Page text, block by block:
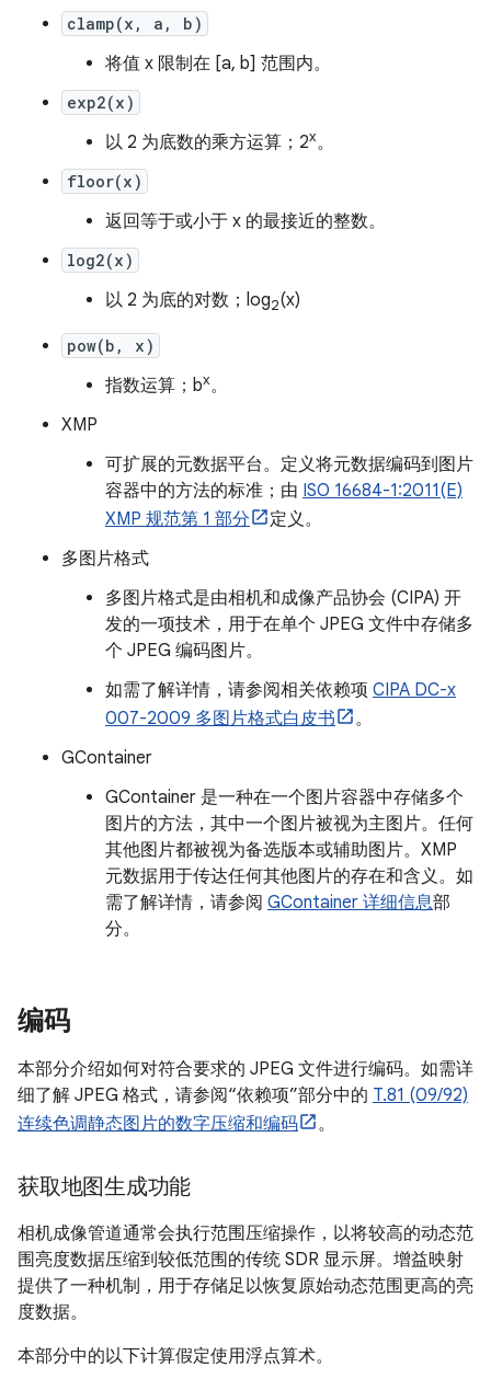
clamp(x, a, b)
将值 x 限制在 [a, b] 范围内。
exp2(x)
以 2 为底数的乘方运算；2x。
floor(x)
返回等于或小于 x 的最接近的整数。
log2(x)
以 2 为底的对数；log2(x)
pow(b, x)
指数运算；bx。
XMP
可扩展的元数据平台。定义将元数据编码到图片
容器中的方法的标准；由 ISO 16684-1:2011(E)
XMP 规范第 1 部分
定义。
多图片格式
多图片格式是由相机和成像产品协会 (CIPA) 开
发的一项技术，用于在单个 JPEG 文件中存储多
个 JPEG 编码图片。
如需了解详情，请参阅相关依赖项 CIPA DC-x
007-2009 多图片格式白皮书
。
GContainer
GContainer 是一种在一个图片容器中存储多个
图片的方法，其中一个图片被视为主图片。任何
其他图片都被视为备选版本或辅助图片。XMP
元数据用于传达任何其他图片的存在和含义。如
需了解详情，请参阅 GContainer 详细信息部
分。
编码
本部分介绍如何对符合要求的 JPEG 文件进行编码。如需详
细了解 JPEG 格式，请参阅“依赖项”部分中的 T.81 (09/92)
连续色调静态图片的数字压缩和编码
。
获取地图生成功能
相机成像管道通常会执行范围压缩操作，以将较高的动态范
围亮度数据压缩到较低范围的传统 SDR 显示屏。增益映射
提供了一种机制，用于存储足以恢复原始动态范围更高的亮
度数据。
本部分中的以下计算假定使用浮点算术。